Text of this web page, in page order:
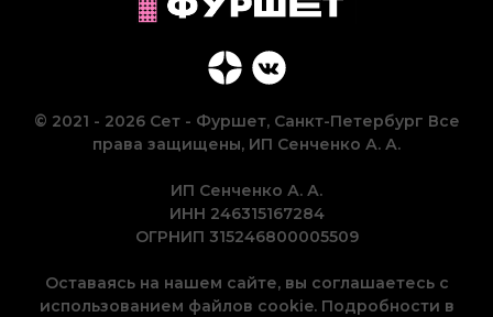
© 2021 - 2026 Сет - Фуршет, Санкт-Петербург Все
права защищены, ИП Сенченко А. А.
ИП Сенченко А. А.
ИНН 246315167284
ОГРНИП 315246800005509
Оставаясь на нашем сайте, вы соглашаетесь с
использованием файлов cookie. Подробности в